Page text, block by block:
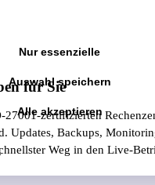
für Sie
27001-zertifizierten
Updates, Backups,
Weg in den Live-
Nur essenzielle
Auswahl speichern
Alle akzeptieren